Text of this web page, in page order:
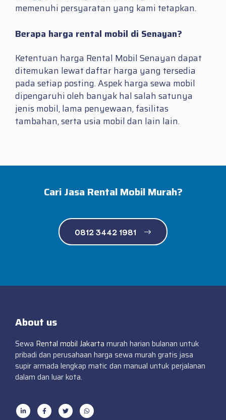
memenuhi persyaratan yang kami tetapkan.
Berapa harga rental mobil di Senayan?
Ketentuan harga Rental Mobil Senayan dapat
ditemukan lewat daftar harga yang tersedia
pada setiap posting. Aspek harga sewa mobil
dipengaruhi oleh banyak hal salah satunya
jenis mobil, lama penyewaan, fasilitas
tambahan, serta usia mobil dan lain lain.
Cari Jasa Rental Mobil Murah?
0812 3442 1981
About us
Sewa Rental mobil Jakarta murah harian bulanan untuk
pribadi dan perusahaan harga sewa murah gratis jasa
supir armada lengkap matic dan manual untuk perjalanan
dalam dan luar kota.